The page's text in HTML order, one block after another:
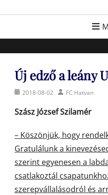
Egyesület a hatvani
Új edző a leány
Posted2018-08-02 AuthorFC Hatvan
Szász József Szilamér
– Köszönjük, hogy
Gratulálunk a
szerint egyenesen a
csatlakoztál
szerepvállalásodról és